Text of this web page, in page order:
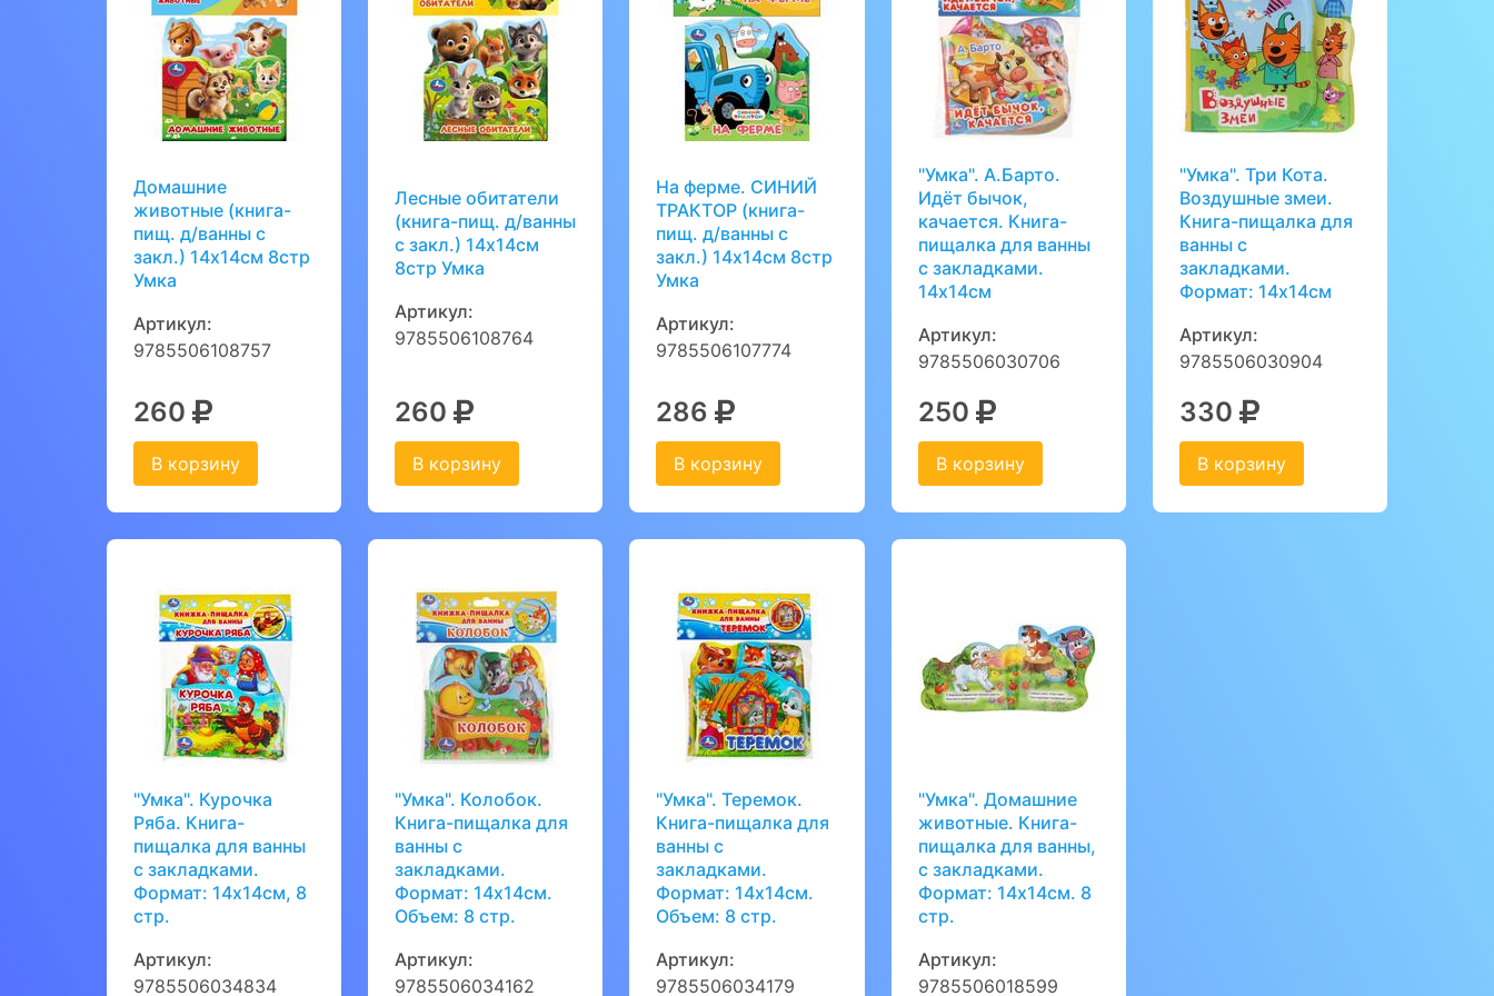
Домашние
животные (книга-
пищ. д/ванны с
закл.) 14х14см 8стр
Умка
Артикул:
9785506108757
260
В корзину
Лесные обитатели
(книга-пищ. д/ванны
с закл.) 14х14см
8стр Умка
Артикул:
9785506108764
260
В корзину
На ферме. СИНИЙ
ТРАКТОР (книга-
пищ. д/ванны с
закл.) 14х14см 8стр
Умка
Артикул:
9785506107774
286
В корзину
"Умка". А.Барто.
Идёт бычок,
качается. Книга-
пищалка для ванны
с закладками.
14х14см
Артикул:
9785506030706
250
В корзину
"Умка". Три Кота.
Воздушные змеи.
Книга-пищалка для
ванны с
закладками.
Формат: 14х14см
Артикул:
9785506030904
330
В корзину
"Умка". Курочка
Ряба. Книга-
пищалка для ванны
с закладками.
Формат: 14х14см, 8
стр.
Артикул:
9785506034834
"Умка". Колобок.
Книга-пищалка для
ванны с
закладками.
Формат: 14х14см.
Объем: 8 стр.
Артикул:
9785506034162
"Умка". Теремок.
Книга-пищалка для
ванны с
закладками.
Формат: 14х14см.
Объем: 8 стр.
Артикул:
9785506034179
"Умка". Домашние
животные. Книга-
пищалка для ванны,
с закладками.
Формат: 14х14см. 8
стр.
Артикул:
9785506018599